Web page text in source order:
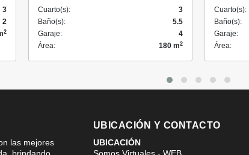
3
2
2
Cuarto(s):
3
Baño(s):
5.5
Garaje:
4
Área:
180 m2
Cuarto(s):
Baño(s):
Garaje:
Área:
las mejores
UBICACIÓN Y CONTACTO
UBICACIÓN